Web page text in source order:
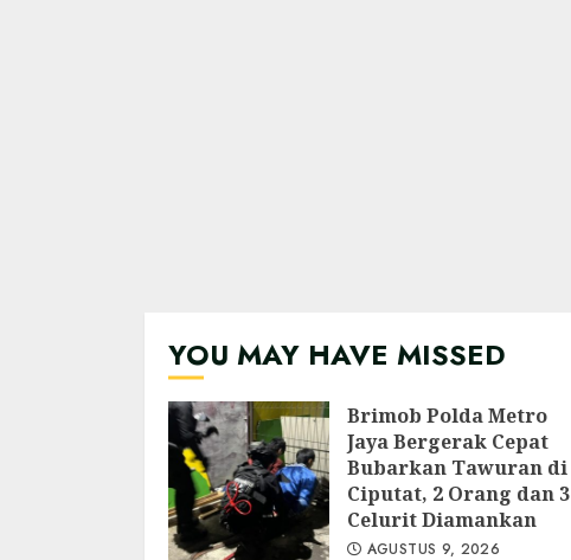
YOU MAY HAVE MISSED
Brimob Polda Metro
Jaya Bergerak Cepat
Bubarkan Tawuran di
Ciputat, 2 Orang dan 3
Celurit Diamankan
AGUSTUS 9, 2026